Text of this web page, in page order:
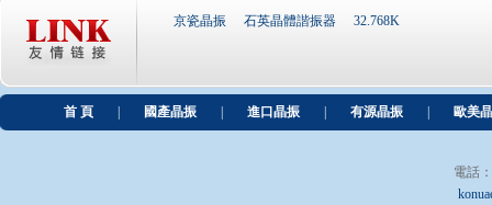
我國各方面的制造業非常發達,完全可以自給自足,但
相信許多用戶對晶體制造過程,包裝規格和命名規則比
供應商都回答不出來,因為這是原廠內部的批次規則,...
京瓷晶振 石英晶體諧振器 32.768K
首 頁 國產晶振 進口晶振 有源晶振 歐美
電話